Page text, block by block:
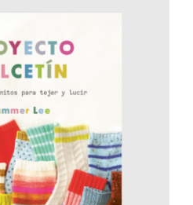
CARRITO
/